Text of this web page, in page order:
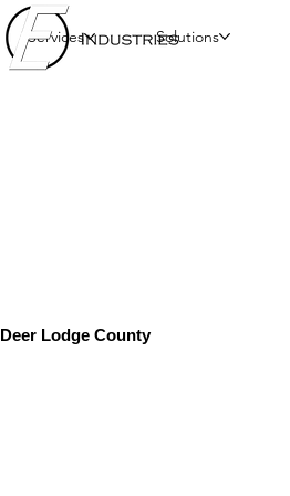
Services Solutions
Deer Lodge County